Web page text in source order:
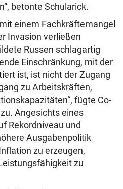
betonte Schularick.
einem Fachkräftemangel
Invasion verließen
Russen schlagartig
Einschränkung, mit der
ist, ist nicht der Zugang
zu Arbeitskräften,
fügte Co-
Angesichts eines
Rekordniveau und
Ausgabenpolitik
zu erzeugen,
zu